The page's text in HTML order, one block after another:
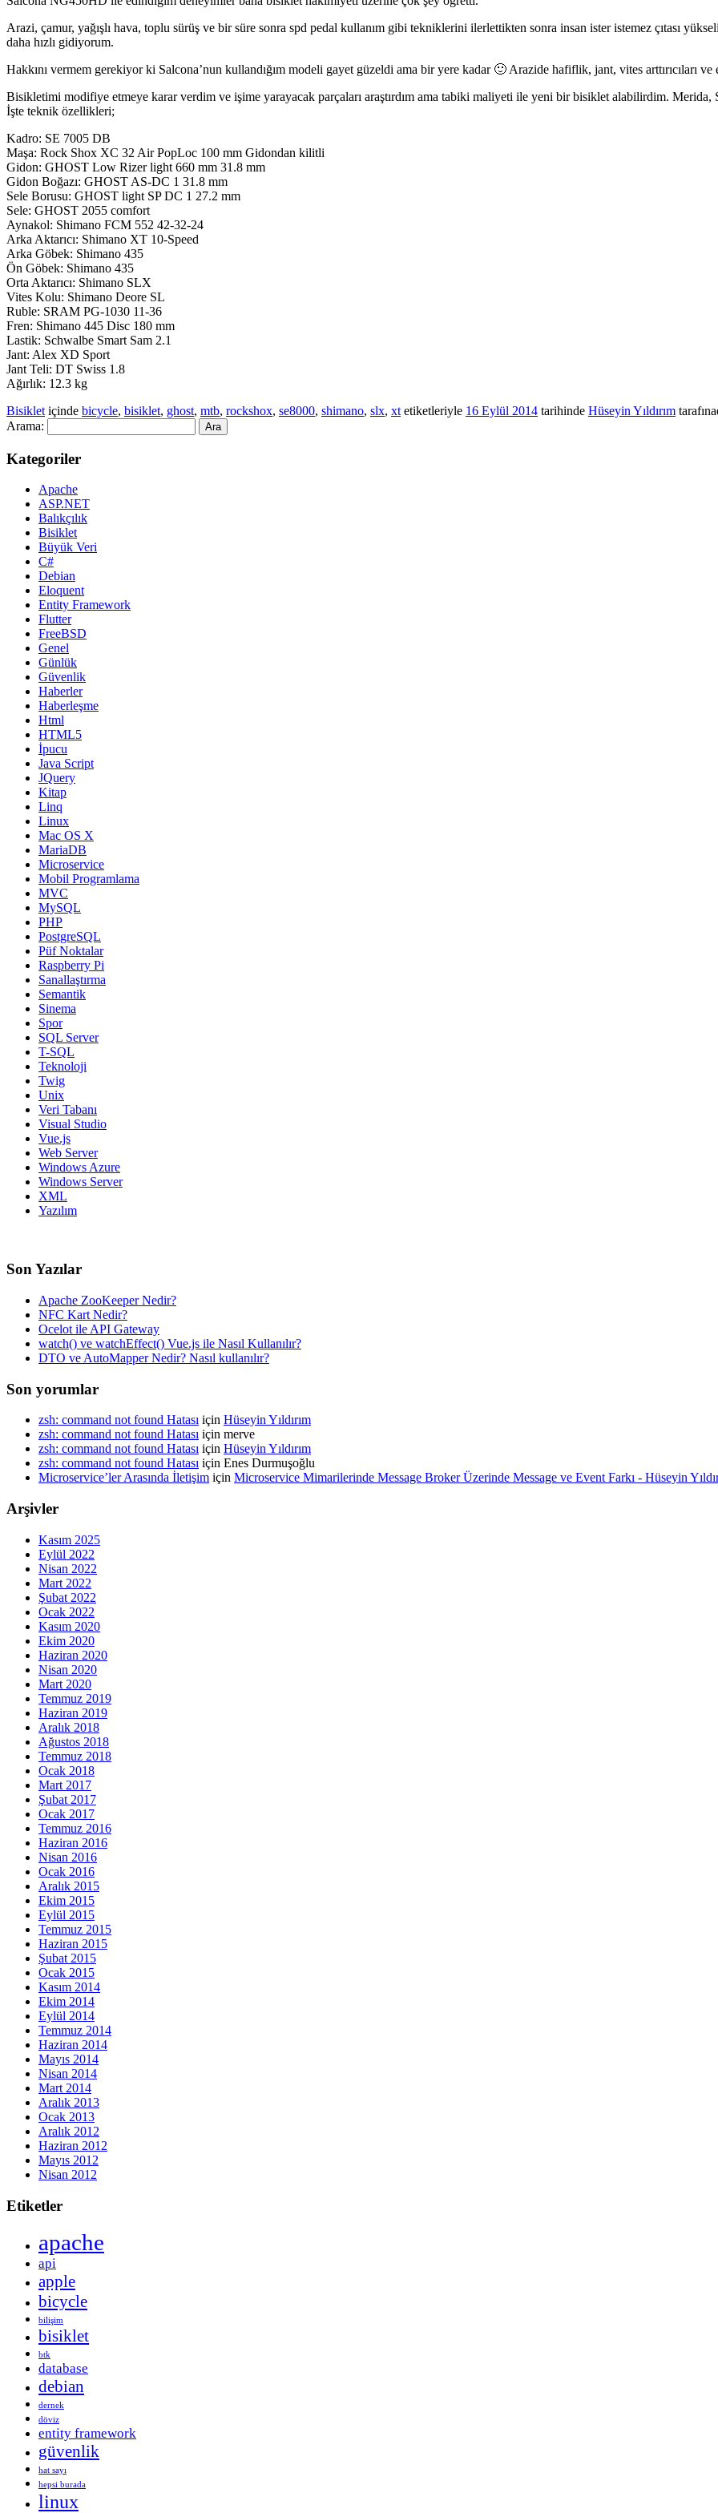
Arazi, çamur, yağışlı hava, toplu sürüş ve bir süre sonra spd pedal kullanım gibi tekniklerini ilerlettikten sonra insan ister istemez çıtası
daha hızlı gidiyorum.
Hakkını vermem gerekiyor ki Salcona’nun kullandığım modeli gayet güzeldi ama bir yere kadar 🙂 Arazide hafiflik, jant, vites arttırıcıları
Bisikletimi modifiye etmeye karar verdim ve işime yarayacak parçaları araştırdım ama tabiki maliyeti ile yeni bir bisiklet alabilirdim. Merida,
İşte teknik özellikleri;
Kadro: SE 7005 DB
Maşa: Rock Shox XC 32 Air PopLoc 100 mm Gidondan kilitli
Gidon: GHOST Low Rizer light 660 mm 31.8 mm
Gidon Boğazı: GHOST AS-DC 1 31.8 mm
Sele Borusu: GHOST light SP DC 1 27.2 mm
Sele: GHOST 2055 comfort
Aynakol: Shimano FCM 552 42-32-24
Arka Aktarıcı: Shimano XT 10-Speed
Arka Göbek: Shimano 435
Ön Göbek: Shimano 435
Orta Aktarıcı: Shimano SLX
Vites Kolu: Shimano Deore SL
Ruble: SRAM PG-1030 11-36
Fren: Shimano 445 Disc 180 mm
Lastik: Schwalbe Smart Sam 2.1
Jant: Alex XD Sport
Jant Teli: DT Swiss 1.8
Ağırlık: 12.3 kg
Bisiklet içinde bicycle, bisiklet, ghost, mtb, rockshox, se8000, shimano, slx, xt etiketleriyle 16 Eylül 2014 tarihinde Hüseyin Yıldırım
Arama:
Kategoriler
Apache
ASP.NET
Balıkçılık
Bisiklet
Büyük Veri
C#
Debian
Eloquent
Entity Framework
Flutter
FreeBSD
Genel
Günlük
Güvenlik
Haberler
Haberleşme
Html
HTML5
İpucu
Java Script
JQuery
Kitap
Linq
Linux
Mac OS X
MariaDB
Microservice
Mobil Programlama
MVC
MySQL
PHP
PostgreSQL
Püf Noktalar
Raspberry Pi
Sanallaştırma
Semantik
Sinema
Spor
SQL Server
T-SQL
Teknoloji
Twig
Unix
Veri Tabanı
Visual Studio
Vue.js
Web Server
Windows Azure
Windows Server
XML
Yazılım
Son Yazılar
Apache ZooKeeper Nedir?
NFC Kart Nedir?
Ocelot ile API Gateway
watch() ve watchEffect() Vue.js ile Nasıl Kullanılır?
DTO ve AutoMapper Nedir? Nasıl kullanılır?
Son yorumlar
zsh: command not found Hatası için Hüseyin Yıldırım
zsh: command not found Hatası için merve
zsh: command not found Hatası için Hüseyin Yıldırım
zsh: command not found Hatası için Enes Durmuşoğlu
Microservice’ler Arasında İletişim için Microservice Mimarilerinde Message Broker Üzerinde Message ve Event Farkı - Hüseyin
Arşivler
Kasım 2025
Eylül 2022
Nisan 2022
Mart 2022
Şubat 2022
Ocak 2022
Kasım 2020
Ekim 2020
Haziran 2020
Nisan 2020
Mart 2020
Temmuz 2019
Haziran 2019
Aralık 2018
Ağustos 2018
Temmuz 2018
Ocak 2018
Mart 2017
Şubat 2017
Ocak 2017
Temmuz 2016
Haziran 2016
Nisan 2016
Ocak 2016
Aralık 2015
Ekim 2015
Eylül 2015
Temmuz 2015
Haziran 2015
Şubat 2015
Ocak 2015
Kasım 2014
Ekim 2014
Eylül 2014
Temmuz 2014
Haziran 2014
Mayıs 2014
Nisan 2014
Mart 2014
Aralık 2013
Ocak 2013
Aralık 2012
Haziran 2012
Mayıs 2012
Nisan 2012
Etiketler
apache
api
apple
bicycle
bilişim
bisiklet
btk
database
debian
dernek
döviz
entity framework
güvenlik
hat sayı
hepsi burada
linux